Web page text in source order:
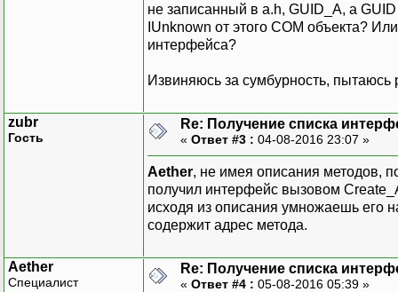
не записанный в a.h, GUID_A, а
IUnknown от этого COM объекта?
интерфейса?
Извиняюсь за сумбурность, пытаюсь
zubr
Гость
Re: Получение списка
« Ответ #3 : 04-08-2016 23:07 »
Aether, не имея описания методов,
получил интерфейс вызовом
исходя из описания умножаешь его
содержит адрес метода.
Aether
Специалист
Re: Получение списка
« Ответ #4 : 05-08-2016 05:39 »